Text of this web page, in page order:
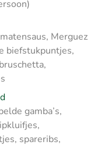
Merguez
biefstukpuntjes,
gamba’s,
spareribs,